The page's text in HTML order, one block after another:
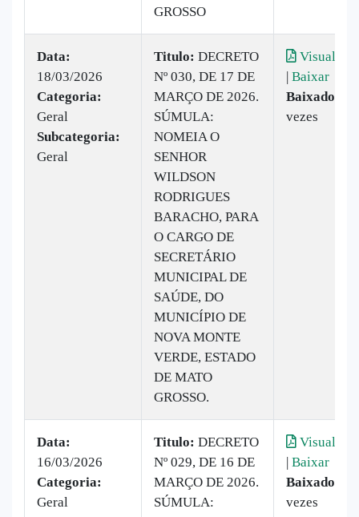
GROSSO
Data:
18/03/2026
Categoria:
Geral
Subcategoria:
Geral
Titulo: DECRETO
Nº 030, DE 17 DE
MARÇO DE 2026.
SÚMULA:
NOMEIA O
SENHOR
WILDSON
RODRIGUES
BARACHO, PARA
O CARGO DE
SECRETÁRIO
MUNICIPAL DE
SAÚDE, DO
MUNICÍPIO DE
NOVA MONTE
VERDE, ESTADO
DE MATO
GROSSO.
Visualizar
| Baixar
Baixado:
vezes
Data:
16/03/2026
Categoria:
Geral
Titulo: DECRETO
Nº 029, DE 16 DE
MARÇO DE 2026.
SÚMULA:
Visualizar
| Baixar
Baixado:
vezes